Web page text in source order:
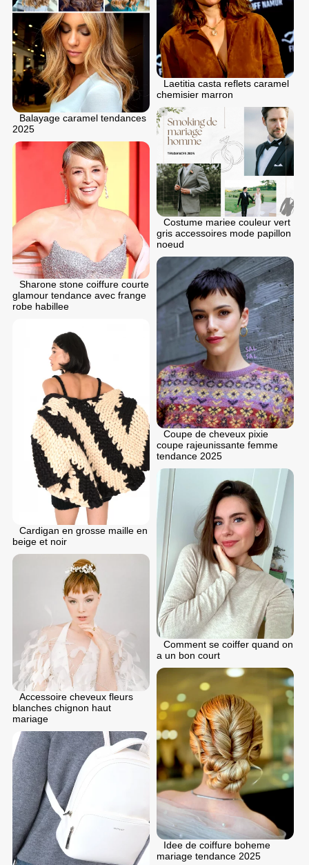
Balayage caramel tendances
2025
Laetitia casta reflets caramel
chemisier marron
Costume mariee couleur vert
gris accessoires mode papillon
noeud
Sharone stone coiffure courte
glamour tendance avec frange
robe habillee
Coupe de cheveux pixie
coupe rajeunissante femme
tendance 2025
Cardigan en grosse maille en
beige et noir
Comment se coiffer quand on
a un bon court
Accessoire cheveux fleurs
blanches chignon haut
mariage
Idee de coiffure boheme
mariage tendance 2025